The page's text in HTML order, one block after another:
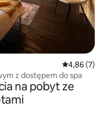
Średnia
4,86 (7)
z dostępem do spa
na pobyt ze